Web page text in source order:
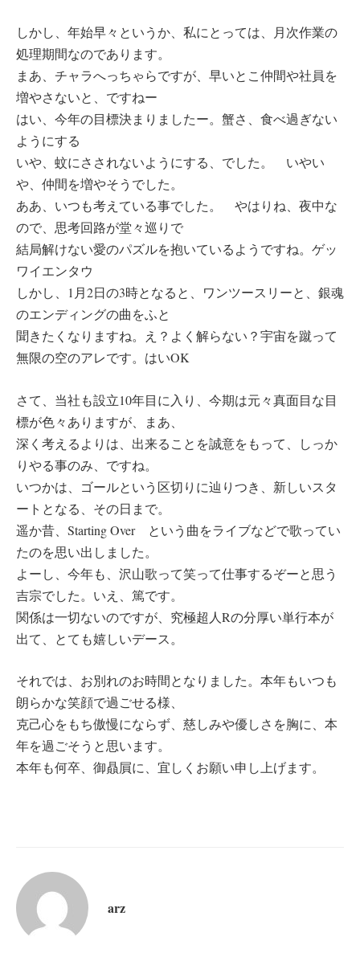
しかし、年始早々というか、私にとっては、月次作業の
処理期間なのであります。
まあ、チャラへっちゃらですが、早いとこ仲間や社員を
増やさないと、ですねー
はい、今年の目標決まりましたー。蟹さ、食べ過ぎない
ようにする
いや、蚊にさされないようにする、でした。 いやい
や、仲間を増やそうでした。
ああ、いつも考えている事でした。 やはりね、夜中な
ので、思考回路が堂々巡りで
結局解けない愛のパズルを抱いているようですね。ゲッ
ワイエンタウ
しかし、1月2日の3時となると、ワンツースリーと、銀魂
のエンディングの曲をふと
聞きたくなりますね。え？よく解らない？宇宙を蹴って
無限の空のアレです。はいOK
さて、当社も設立10年目に入り、今期は元々真面目な目
標が色々ありますが、まあ、
深く考えるよりは、出来ることを誠意をもって、しっか
りやる事のみ、ですね。
いつかは、ゴールという区切りに辿りつき、新しいスタ
ートとなる、その日まで。
遥か昔、Starting Over という曲をライブなどで歌ってい
たのを思い出しました。
よーし、今年も、沢山歌って笑って仕事するぞーと思う
吉宗でした。いえ、篤です。
関係は一切ないのですが、究極超人Rの分厚い単行本が
出て、とても嬉しいデース。
それでは、お別れのお時間となりました。本年もいつも
朗らかな笑顔で過ごせる様、
克己心をもち傲慢にならず、慈しみや優しさを胸に、本
年を過ごそうと思います。
本年も何卒、御贔屓に、宜しくお願い申し上げます。
arz